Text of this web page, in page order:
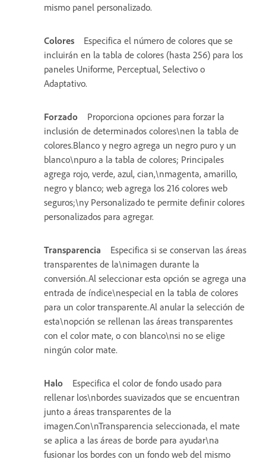
mismo panel personalizado.
Colores
Especifica el número de colores que se
incluirán en la tabla de colores (hasta 256) para los
paneles Uniforme, Perceptual, Selectivo o
Adaptativo.
Forzado
Proporciona opciones para forzar la
inclusión de determinados colores\nen la tabla de
colores.Blanco y negro agrega un negro puro y un
blanco\npuro a la tabla de colores; Principales
agrega rojo, verde, azul, cian,\nmagenta, amarillo,
negro y blanco; web agrega los 216 colores web
seguros;\ny Personalizado te permite definir colores
personalizados para agregar.
Transparencia
Especifica si se conservan las áreas
transparentes de la\nimagen durante la
conversión.Al seleccionar esta opción se agrega una
entrada de índice\nespecial en la tabla de colores
para un color transparente.Al anular la selección de
esta\nopción se rellenan las áreas transparentes
con el color mate, o con blanco\nsi no se elige
ningún color mate.
Halo
Especifica el color de fondo usado para
rellenar los\nbordes suavizados que se encuentran
junto a áreas transparentes de la
imagen.Con\nTransparencia seleccionada, el mate
se aplica a las áreas de borde para ayudar\na
fusionar los bordes con un fondo web del mismo